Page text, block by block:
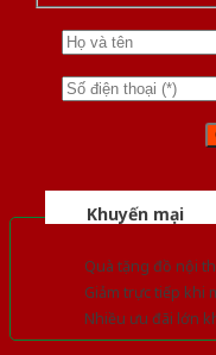
Khuyến mại
Quà tặng đồ nội
Giảm trực tiếp khi
Nhiều ưu đãi lớn